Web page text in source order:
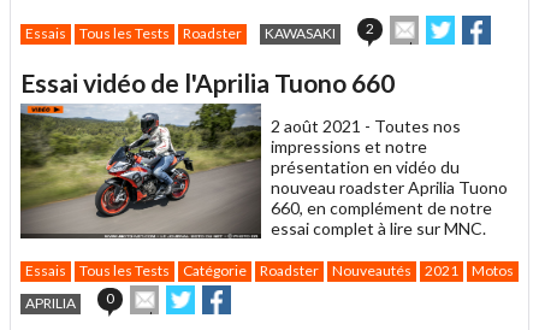
Essais Tous les Tests Roadster KAWASAKI 2
Envoyer
cet
à
ami
Partager
sur sur
Essai vidéo de l'Aprilia Tuono 660
2 août 2021 - Toutes nos
impressions et notre
présentation en vidéo du
nouveau roadster Aprilia Tuono
660, en complément de notre
essai complet à lire sur MNC.
Essais Tous les Tests Catégorie Roadster Nouveautés 2021 Motos
APRILIA
0
Envoyer
cet
Partager
sur sur